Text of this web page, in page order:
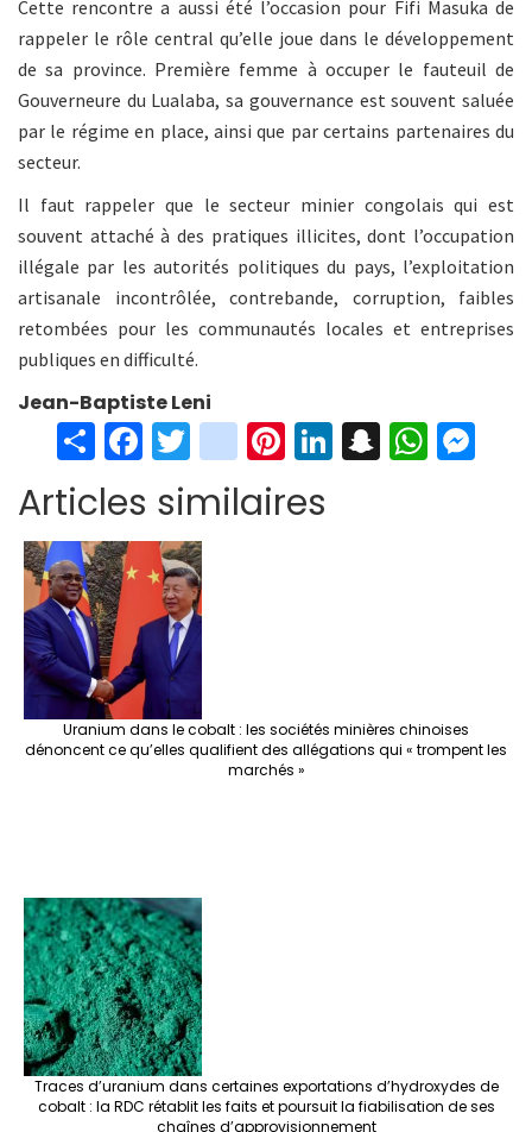
Cette rencontre a aussi été l’occasion pour Fifi Masuka de
rappeler le rôle central qu’elle joue dans le développement
de sa province. Première femme à occuper le fauteuil de
Gouverneure du Lualaba, sa gouvernance est souvent saluée
par le régime en place, ainsi que par certains partenaires du
secteur.
Il faut rappeler que le secteur minier congolais qui est
souvent attaché à des pratiques illicites, dont l’occupation
illégale par les autorités politiques du pays, l’exploitation
artisanale incontrôlée, contrebande, corruption, faibles
retombées pour les communautés locales et entreprises
publiques en difficulté.
Jean-Baptiste Leni
S
h
ar
e
Fa
ce
b
o
o
k
T
wi
tt
er
in
st
ag
Pi
er
Li S W
Articles similaires
Uranium dans le cobalt : les sociétés minières chinoises
dénoncent ce qu’elles qualifient des allégations qui « trompent les
marchés »
Traces d’uranium dans certaines exportations d’hydroxydes de
cobalt : la RDC rétablit les faits et poursuit la fiabilisation de ses
chaînes d’approvisionnement